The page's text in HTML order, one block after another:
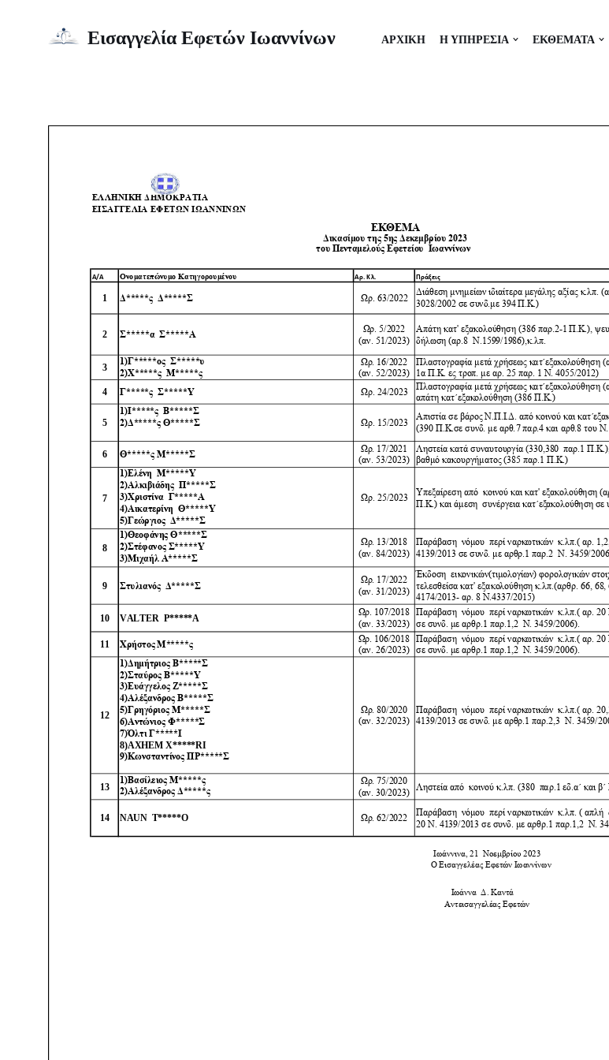
ΜεταπηδήστεΕισαγγελία Εφετών Ιωαννίνων ΑΡΧΙΚΗ Η ΥΠΗΡΕΣΙΑ ΕΚΘΕΜΑΤΑ